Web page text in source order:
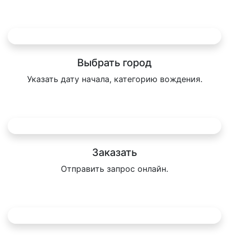
Выбрать город
Указать дату начала, категорию вождения.
Заказать
Отправить запрос онлайн.